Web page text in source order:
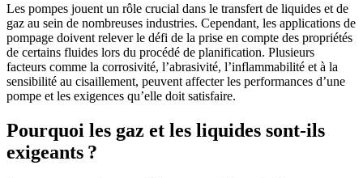
Les pompes jouent un rôle crucial dans le transfert de liquides et de
gaz au sein de nombreuses industries. Cependant, les applications de
pompage doivent relever le défi de la prise en compte des propriétés
de certains fluides lors du procédé de planification. Plusieurs
facteurs comme la corrosivité, l’abrasivité, l’inflammabilité et à la
sensibilité au cisaillement, peuvent affecter les performances d’une
pompe et les exigences qu’elle doit satisfaire.
Pourquoi les gaz et les liquides sont-ils
exigeants ?